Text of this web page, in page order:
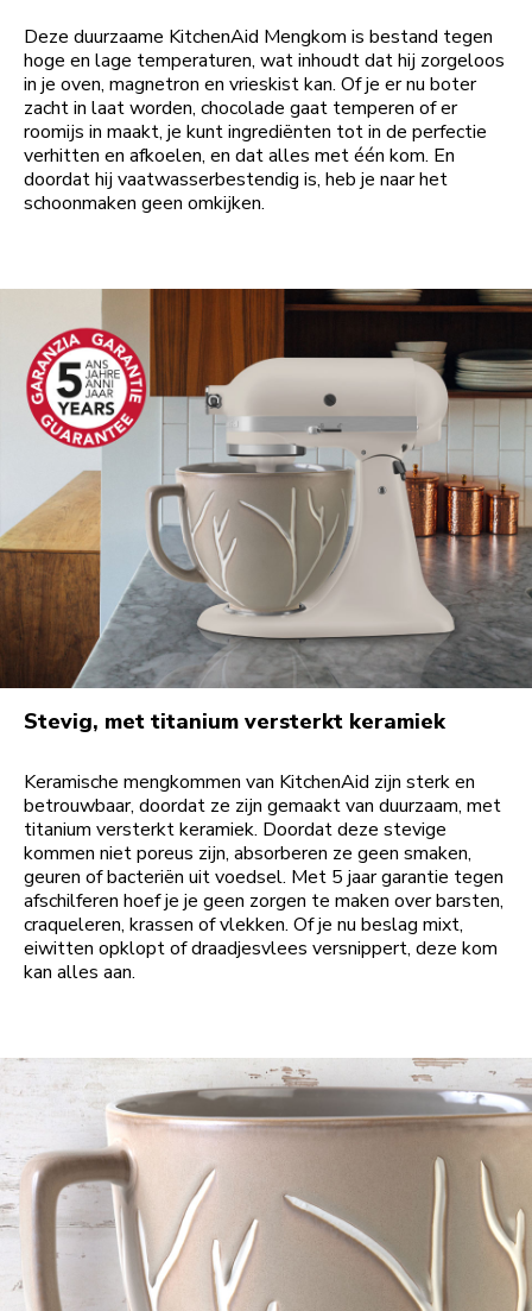
Deze duurzaame KitchenAid Mengkom is bestand tegen
hoge en lage temperaturen, wat inhoudt dat hij zorgeloos
in je oven, magnetron en vrieskist kan. Of je er nu boter
zacht in laat worden, chocolade gaat temperen of er
roomijs in maakt, je kunt ingrediënten tot in de perfectie
verhitten en afkoelen, en dat alles met één kom. En
doordat hij vaatwasserbestendig is, heb je naar het
schoonmaken geen omkijken.
Stevig, met titanium versterkt keramiek
Keramische mengkommen van KitchenAid zijn sterk en
betrouwbaar, doordat ze zijn gemaakt van duurzaam, met
titanium versterkt keramiek. Doordat deze stevige
kommen niet poreus zijn, absorberen ze geen smaken,
geuren of bacteriën uit voedsel. Met 5 jaar garantie tegen
afschilferen hoef je je geen zorgen te maken over barsten,
craqueleren, krassen of vlekken. Of je nu beslag mixt,
eiwitten opklopt of draadjesvlees versnippert, deze kom
kan alles aan.